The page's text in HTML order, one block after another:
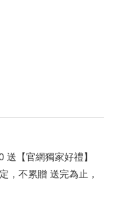
【官網獨家好禮】
，不累贈 送完為止，